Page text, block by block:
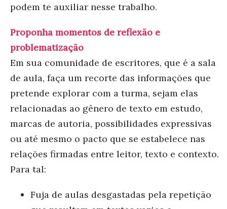
podem te auxiliar nesse trabalho.
Proponha momentos de reflexão e
problematização
Em sua comunidade de escritores, que é a sala
de aula, faça um recorte das informações que
pretende explorar com a turma, sejam elas
relacionadas ao gênero de texto em estudo,
marcas de autoria, possibilidades expressivas
ou até mesmo o pacto que se estabelece nas
relações firmadas entre leitor, texto e contexto.
Para tal:
Fuja de aulas desgastadas pela repetição